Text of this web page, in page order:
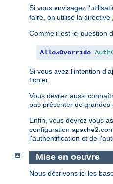
Si vous envisagez
faire, on utilise la directive
Comme il est ici question
AllowOverride
Si vous avez l'intention
fichier.
Vous devrez aussi
pas présenter de grandes
Enfin, vous devrez vous
configuration
l'authentification et de
Mise en oeuvre
Nous décrivons ici les